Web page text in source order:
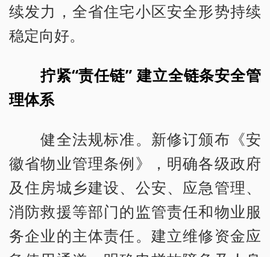
续发力，全省住宅小区安全形势持续
稳定向好。
拧紧“责任链” 建立全链条安全管
理体系
健全法规标准。新修订颁布《安
徽省物业管理条例》，明确各级政府
及住房城乡建设、公安、应急管理、
消防救援等部门的监管责任和物业服
务企业的主体责任。建立维修资金应